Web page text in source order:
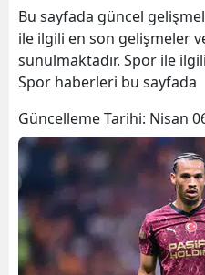
Bu sayfada güncel
ile ilgili en son gelişmeler
sunulmaktadır. Spor ile
Spor haberleri bu sayfada
Güncelleme Tarihi: Nisan